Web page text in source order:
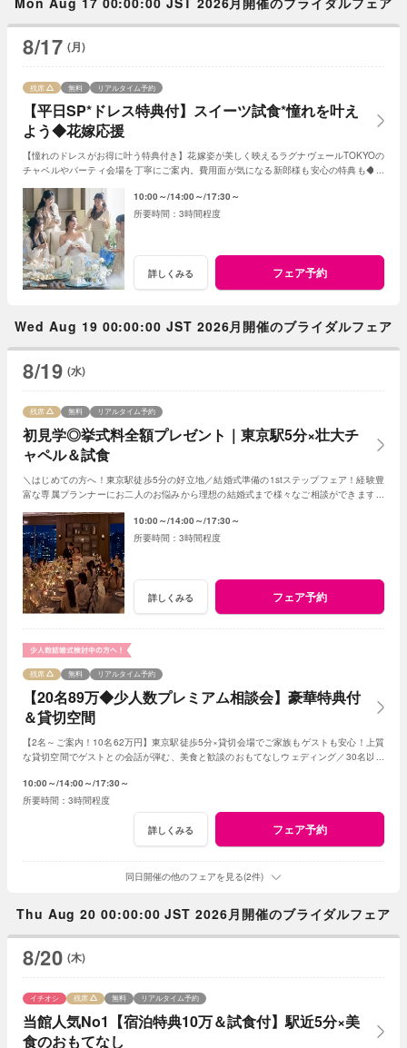
8/17 (月)
【平日SP*ドレス特典付】スイーツ試食*憧れを叶え
よう◆花嫁応援
残席 無料 リアルタイム予約
【憧れのドレスがお得に叶う特典付き】花嫁姿が美しく映えるラグナヴェールTOKYOの
チャペルやパーティ会場を丁寧にご案内。費用面が気になる新郎様も安心の特典も◆専
10:00～ 14:00～ 17:30～
3時間程度
詳しくみる フェア予約
Wed Aug 19 00:00:00 JST 2026月開催のブライダルフェア
8/19 (水)
初見学◎挙式料全額プレゼント｜東京駅5分×壮大チ
ャペル＆試食
残席 無料 リアルタイム予約
＼はじめての方へ！東京駅徒歩5分の好立地／結婚式準備の1stステップフェア！経験豊
富な専属プランナーにお二人のお悩みから理想の結婚式まで様々なご相談ができます。
10:00～ 14:00～ 17:30～
3時間程度
詳しくみる フェア予約
【20名89万◆少人数プレミアム相談会】豪華特典付
＆貸切空間
残席 無料 リアルタイム予約
【2名～ご案内！10名62万円】東京駅徒歩5分×貸切会場でご家族もゲストも安心！上質
な貸切空間でゲストとの会話が弾む、美食と歓談のおもてなしウェディング／30名以下
10:00～ 14:00～ 17:30～
3時間程度
詳しくみる フェア予約
同日開催の他のフェアを見る(2件)
Thu Aug 20 00:00:00 JST 2026月開催のブライダルフェア
8/20 (木)
当館人気No1【宿泊特典10万＆試食付】駅近5分×美
食のおもてなし
イチオシ 残席 無料 リアルタイム予約